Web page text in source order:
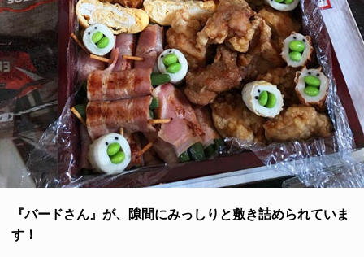
『バードさん』が、隙間にみっしりと敷き詰められていま
す！